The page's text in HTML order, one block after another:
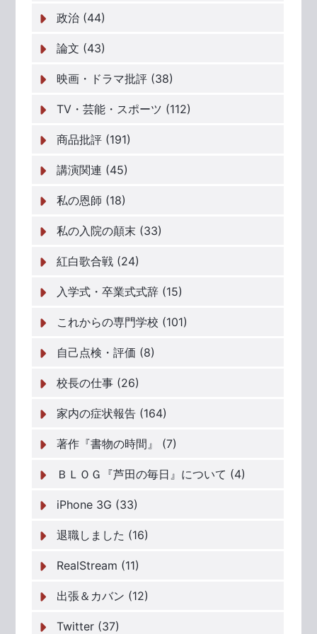
政治 (44)
論文 (43)
映画・ドラマ批評 (38)
TV・芸能・スポーツ (112)
商品批評 (191)
講演関連 (45)
私の恩師 (18)
私の入院の顛末 (33)
紅白歌合戦 (24)
入学式・卒業式式辞 (15)
これからの専門学校 (101)
自己点検・評価 (8)
校長の仕事 (26)
家内の症状報告 (164)
著作『書物の時間』 (7)
ＢＬＯＧ『芦田の毎日』について (4)
iPhone 3G (33)
退職しました (16)
RealStream (11)
出張＆カバン (12)
Twitter (37)